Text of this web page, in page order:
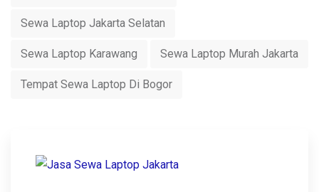
Sewa Laptop Jakarta Selatan
Sewa Laptop Karawang Sewa Laptop Murah Jakarta
Tempat Sewa Laptop Di Bogor